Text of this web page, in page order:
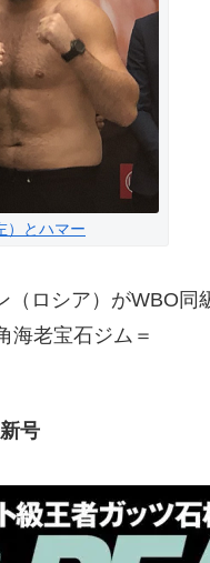
）とハマー
ロシア）がWBO同
海老宝石ジム＝
号